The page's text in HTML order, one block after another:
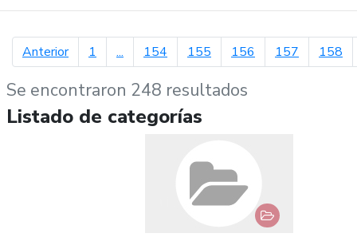
Anteriorpágina anterior
1 ... 154 155 156 157 158
Se encontraron 248 resultados
Listado de categorías